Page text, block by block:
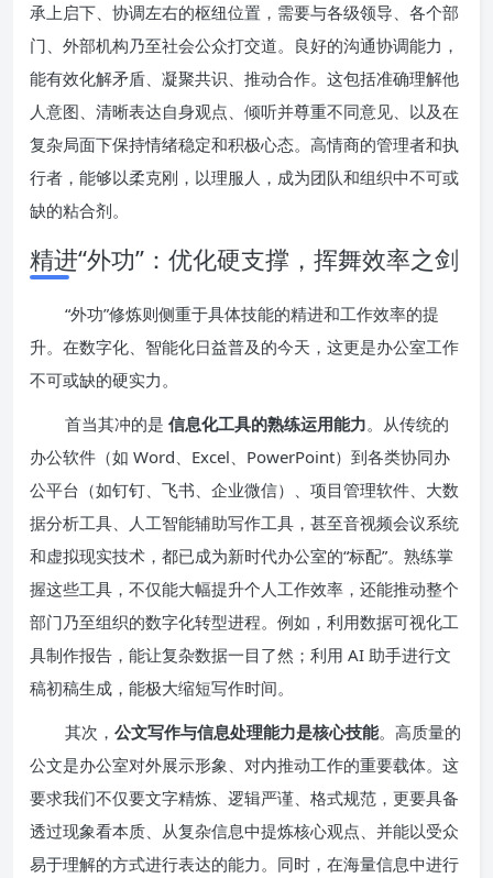
承上启下、协调左右的枢纽位置，需要与各级领导、各个部
门、外部机构乃至社会公众打交道。良好的沟通协调能力，
能有效化解矛盾、凝聚共识、推动合作。这包括准确理解他
人意图、清晰表达自身观点、倾听并尊重不同意见、以及在
复杂局面下保持情绪稳定和积极心态。高情商的管理者和执
行者，能够以柔克刚，以理服人，成为团队和组织中不可或
缺的粘合剂。
精进“外功”：优化硬支撑，挥舞效率之剑
“外功”修炼则侧重于具体技能的精进和工作效率的提
升。在数字化、智能化日益普及的今天，这更是办公室工作
不可或缺的硬实力。
首当其冲的是 信息化工具的熟练运用能力。从传统的
办公软件（如 Word、Excel、PowerPoint）到各类协同办
公平台（如钉钉、飞书、企业微信）、项目管理软件、大数
据分析工具、人工智能辅助写作工具，甚至音视频会议系统
和虚拟现实技术，都已成为新时代办公室的“标配”。熟练掌
握这些工具，不仅能大幅提升个人工作效率，还能推动整个
部门乃至组织的数字化转型进程。例如，利用数据可视化工
具制作报告，能让复杂数据一目了然；利用 AI 助手进行文
稿初稿生成，能极大缩短写作时间。
其次， 公文写作与信息处理能力是核心技能。高质量的
公文是办公室对外展示形象、对内推动工作的重要载体。这
要求我们不仅要文字精炼、逻辑严谨、格式规范，更要具备
透过现象看本质、从复杂信息中提炼核心观点、并能以受众
易于理解的方式进行表达的能力。同时，在海量信息中进行